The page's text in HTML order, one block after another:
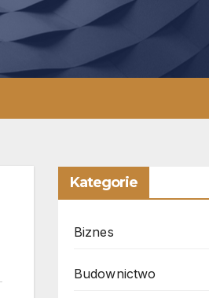
Kategorie
Biznes
Budownictwo